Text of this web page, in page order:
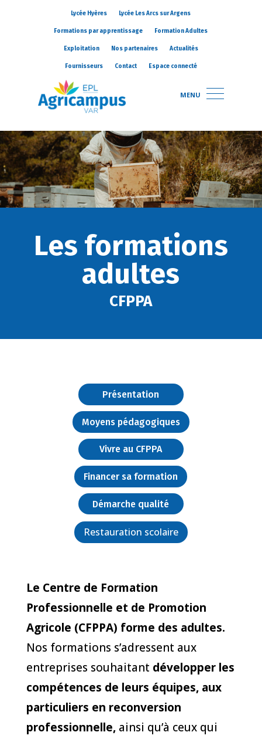
Lycée Hyères Lycée Les Arcs sur Argens
Formations par apprentissage Formation Adultes
Exploitation Nos partenaires Actualités
Fournisseurs Contact Espace connecté
MENU
Les formations
adultes
CFPPA
Présentation
Moyens pédagogiques
Vivre au CFPPA
Financer sa formation
Démarche qualité
Restauration scolaire
Le Centre de Formation
Professionnelle et de Promotion
Agricole (CFPPA) forme des adultes.
Nos formations s’adressent aux
entreprises souhaitant développer les
compétences de leurs équipes, aux
particuliers en reconversion
professionnelle,ainsi qu’à ceux qui